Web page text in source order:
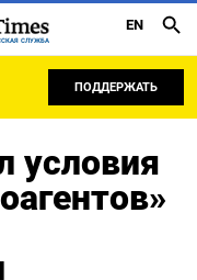
СЛУЖБА
EN
ПОДДЕРЖАТЬ
условия